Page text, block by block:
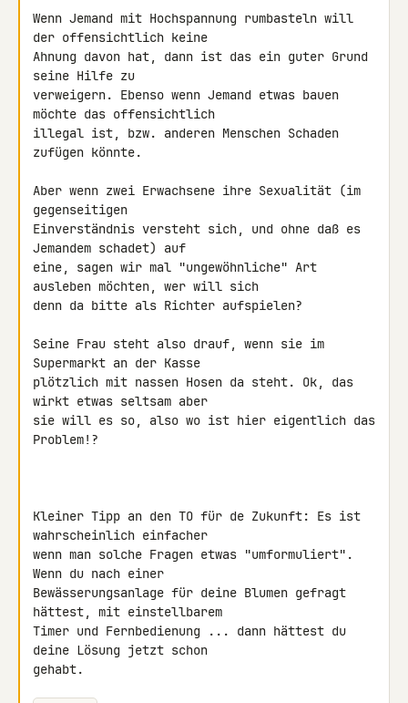
Wenn Jemand mit Hochspannung rumbasteln will
der offensichtlich keine
Ahnung davon hat, dann ist das ein guter Grund
seine Hilfe zu
verweigern. Ebenso wenn Jemand etwas bauen
möchte das offensichtlich
illegal ist, bzw. anderen Menschen Schaden
zufügen könnte.
Aber wenn zwei Erwachsene ihre Sexualität (im
gegenseitigen
Einverständnis versteht sich, und ohne daß es
Jemandem schadet) auf
eine, sagen wir mal "ungewöhnliche" Art
ausleben möchten, wer will sich
denn da bitte als Richter aufspielen?
Seine Frau steht also drauf, wenn sie im
Supermarkt an der Kasse
plötzlich mit nassen Hosen da steht. Ok, das
wirkt etwas seltsam aber
sie will es so, also wo ist hier eigentlich das
Problem!?
Kleiner Tipp an den TO für de Zukunft: Es ist
wahrscheinlich einfacher
wenn man solche Fragen etwas "umformuliert".
Wenn du nach einer
Bewässerungsanlage für deine Blumen gefragt
hättest, mit einstellbarem
Timer und Fernbedienung ... dann hättest du
deine Lösung jetzt schon
gehabt.